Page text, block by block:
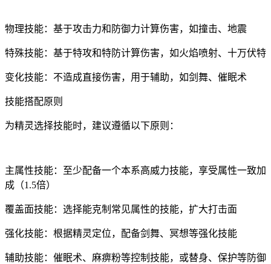
物理技能：基于攻击力和防御力计算伤害，如撞击、地震
特殊技能：基于特攻和特防计算伤害，如火焰喷射、十万伏特
变化技能：不造成直接伤害，用于辅助，如剑舞、催眠术
技能搭配原则
为精灵选择技能时，建议遵循以下原则：
主属性技能：至少配备一个本系高威力技能，享受属性一致加
成（1.5倍）
覆盖面技能：选择能克制常见属性的技能，扩大打击面
强化技能：根据精灵定位，配备剑舞、冥想等强化技能
辅助技能：催眠术、麻痹粉等控制技能，或替身、保护等防御